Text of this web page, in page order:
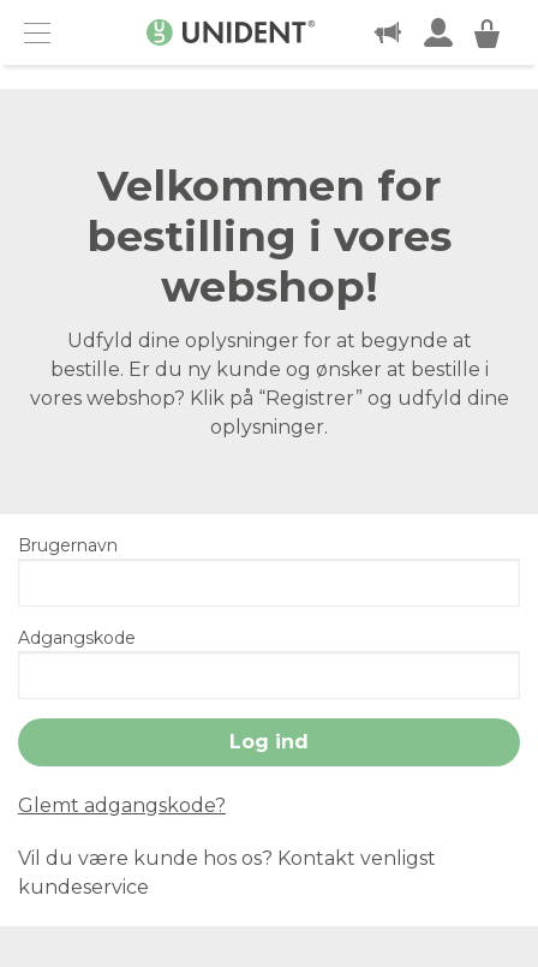
Menu
KONTAKT
Velkommen for
bestilling i vores
webshop!
Udfyld dine oplysninger for at begynde at
bestille. Er du ny kunde og ønsker at bestille i
vores webshop? Klik på “Registrer” og udfyld dine
oplysninger.
Brugernavn
Adgangskode
Glemt adgangskode?
Vil du være kunde hos os? Kontakt venligst
kundeservice